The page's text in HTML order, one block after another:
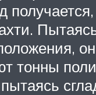
тонны